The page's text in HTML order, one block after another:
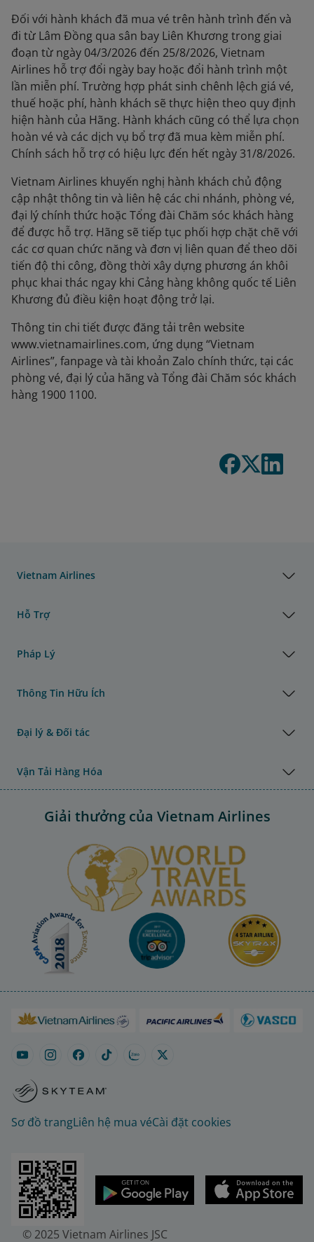
Đối với hành khách đã mua vé trên hành trình đến và
đi từ Lâm Đồng qua sân bay Liên Khương trong giai
đoạn từ ngày 04/3/2026 đến 25/8/2026, Vietnam
Airlines hỗ trợ đổi ngày bay hoặc đổi hành trình một
lần miễn phí. Trường hợp phát sinh chênh lệch giá vé,
thuế hoặc phí, hành khách sẽ thực hiện theo quy định
hiện hành của Hãng. Hành khách cũng có thể lựa chọn
hoàn vé và các dịch vụ bổ trợ đã mua kèm miễn phí.
Chính sách hỗ trợ có hiệu lực đến hết ngày 31/8/2026.
Vietnam Airlines khuyến nghị hành khách chủ động
cập nhật thông tin và liên hệ các chi nhánh, phòng vé,
đại lý chính thức hoặc Tổng đài Chăm sóc khách hàng
để được hỗ trợ. Hãng sẽ tiếp tục phối hợp chặt chẽ với
các cơ quan chức năng và đơn vị liên quan để theo dõi
tiến độ thi công, đồng thời xây dựng phương án khôi
phục khai thác ngay khi Cảng hàng không quốc tế Liên
Khương đủ điều kiện hoạt động trở lại.
Thông tin chi tiết được đăng tải trên website
www.vietnamairlines.com, ứng dụng “Vietnam
Airlines”, fanpage và tài khoản Zalo chính thức, tại các
phòng vé, đại lý của hãng và Tổng đài Chăm sóc khách
hàng 1900 1100.
Vietnam Airlines
Hỗ Trợ
Pháp Lý
Thông Tin Hữu Ích
Đại lý & Đối tác
Vận Tải Hàng Hóa
Giải thưởng của Vietnam Airlines
Sơ đồ trangLiên hệ mua véCài đặt cookies
© 2025 Vietnam Airlines JSC